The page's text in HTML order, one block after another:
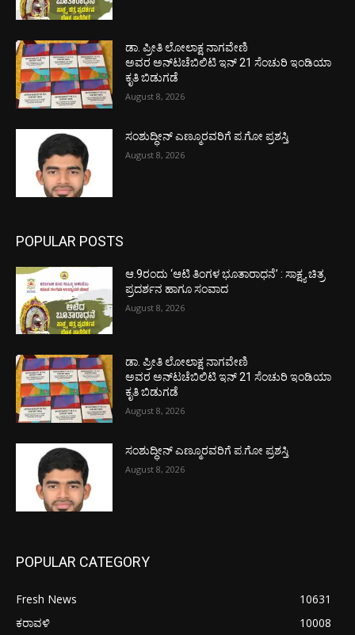
ಡಾ. ಪ್ರೀತಿ ಲೋಲಾಕ್ಷ ನಾಗವೇಣಿ
ಅವರ ಅನ್‌ಟಚೆಬಿಲಿಟಿ ಇನ್ 21 ಸೆಂಚುರಿ ಇಂಡಿಯಾ
ಕೃತಿ ಬಿಡುಗಡೆ
August 8, 2026
ಸಂಶುದ್ಧೀನ್ ಎಣ್ಮೂರವರಿಗೆ ಪ.ಗೋ ಪ್ರಶಸ್ತಿ
August 8, 2026
POPULAR POSTS
ಆ.9ರಂದು ‘ಆಟಿ ತಿಂಗಳ ಭೂತಾರಾಧನೆ’ : ಸಾಕ್ಷ್ಯ ಚಿತ್ರ
ಪ್ರದರ್ಶನ ಹಾಗೂ ಸಂವಾದ
August 8, 2026
ಡಾ. ಪ್ರೀತಿ ಲೋಲಾಕ್ಷ ನಾಗವೇಣಿ
ಅವರ ಅನ್‌ಟಚೆಬಿಲಿಟಿ ಇನ್ 21 ಸೆಂಚುರಿ ಇಂಡಿಯಾ
ಕೃತಿ ಬಿಡುಗಡೆ
August 8, 2026
ಸಂಶುದ್ಧೀನ್ ಎಣ್ಮೂರವರಿಗೆ ಪ.ಗೋ ಪ್ರಶಸ್ತಿ
August 8, 2026
POPULAR CATEGORY
Fresh News
10631
ಕರಾವಳಿ
10008